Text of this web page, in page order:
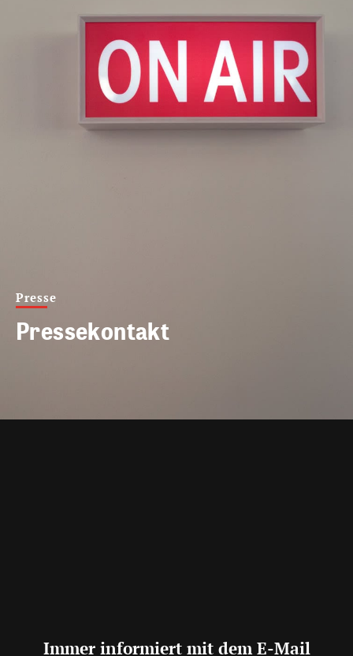
Presse
Pressekontakt
Immer informiert mit dem E-Mail